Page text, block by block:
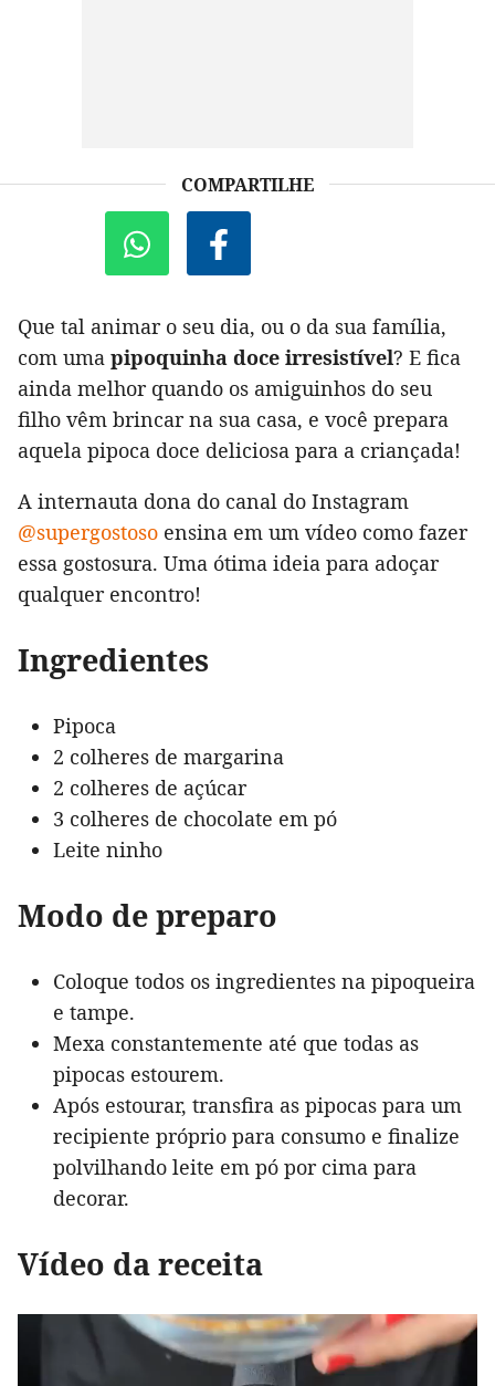
COMPARTILHE
Que tal animar o seu dia, ou o da sua família,
com uma pipoquinha doce irresistível? E fica
ainda melhor quando os amiguinhos do seu
filho vêm brincar na sua casa, e você prepara
aquela pipoca doce deliciosa para a criançada!
A internauta dona do canal do Instagram
@supergostoso ensina em um vídeo como fazer
essa gostosura. Uma ótima ideia para adoçar
qualquer encontro!
Ingredientes
Pipoca
2 colheres de margarina
2 colheres de açúcar
3 colheres de chocolate em pó
Leite ninho
Modo de preparo
Coloque todos os ingredientes na pipoqueira
e tampe.
Mexa constantemente até que todas as
pipocas estourem.
Após estourar, transfira as pipocas para um
recipiente próprio para consumo e finalize
polvilhando leite em pó por cima para
decorar.
Vídeo da receita